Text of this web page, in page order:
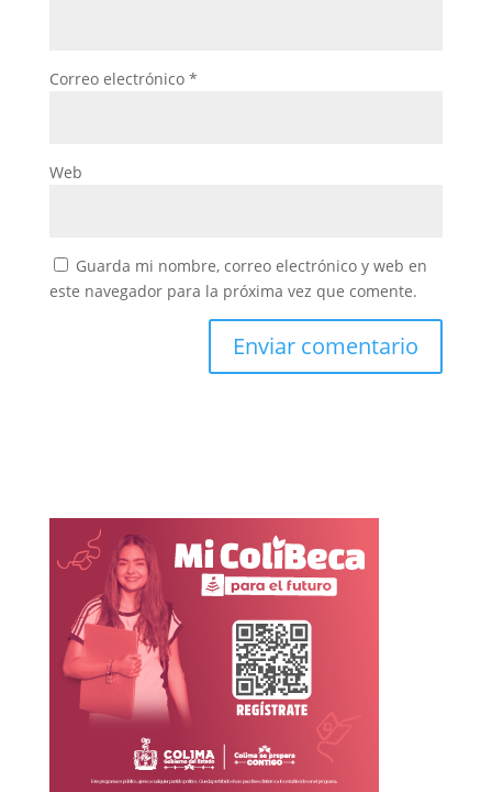
Correo electrónico *
Web
Guarda mi nombre, correo electrónico y web en
este navegador para la próxima vez que comente.